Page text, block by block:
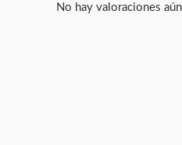
No hay valoraciones